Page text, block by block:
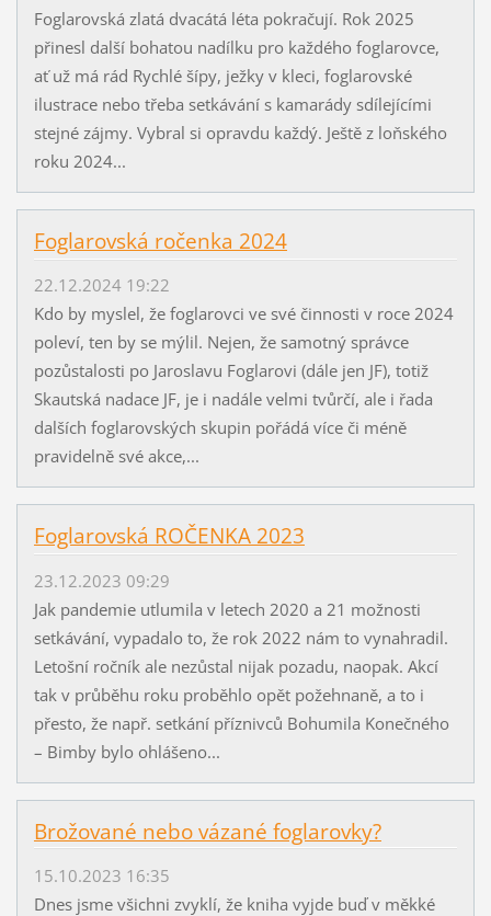
Foglarovská zlatá dvacátá léta pokračují. Rok 2025
přinesl další bohatou nadílku pro každého foglarovce,
ať už má rád Rychlé šípy, ježky v kleci, foglarovské
ilustrace nebo třeba setkávání s kamarády sdílejícími
stejné zájmy. Vybral si opravdu každý. Ještě z loňského
roku 2024...
Foglarovská ročenka 2024
22.12.2024 19:22
Kdo by myslel, že foglarovci ve své činnosti v roce 2024
poleví, ten by se mýlil. Nejen, že samotný správce
pozůstalosti po Jaroslavu Foglarovi (dále jen JF), totiž
Skautská nadace JF, je i nadále velmi tvůrčí, ale i řada
dalších foglarovských skupin pořádá více či méně
pravidelně své akce,...
Foglarovská ROČENKA 2023
23.12.2023 09:29
Jak pandemie utlumila v letech 2020 a 21 možnosti
setkávání, vypadalo to, že rok 2022 nám to vynahradil.
Letošní ročník ale nezůstal nijak pozadu, naopak. Akcí
tak v průběhu roku proběhlo opět požehnaně, a to i
přesto, že např. setkání příznivců Bohumila Konečného
– Bimby bylo ohlášeno...
Brožované nebo vázané foglarovky?
15.10.2023 16:35
Dnes jsme všichni zvyklí, že kniha vyjde buď v měkké